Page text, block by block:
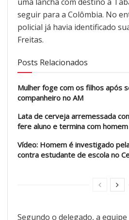
seguir para a Colômbia. No
policial já havia identificado
Freitas.
Posts Relacionados
Mulher foge com os filhos após
companheiro no AM
Lata de cerveja arremessada
fere aluno e termina com
Vídeo: Homem é investigado
contra estudante de escola no
Segundo o delegado, a